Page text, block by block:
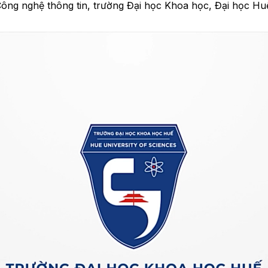
nghệ thông tin, trường Đại học Khoa học, Đại học